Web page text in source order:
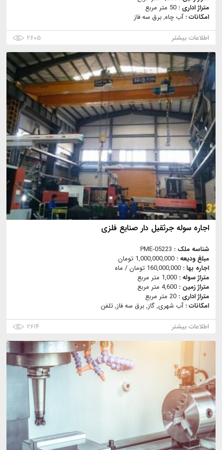
متراژ اداری : 50 متر مربع
امکانات :آب چاه, برق سه فاز
اطلاعات بیشتر
۲۶۰۵
اجاره سوله جرثقیل دار صنایع فلزی
شناسه ملک : PME-05223
مبلغ ودیعه : 1,000,000,000 تومان
اجاره بها : 160,000,000 تومان / ماه
متراژ سوله : 1,000 متر مربع
متراژ زمین : 4,600 متر مربع
متراژ اداری : 20 متر مربع
امکانات :آب شهری, گاز, برق سه فاز, تلفن
اطلاعات بیشتر
۲۶۱۴